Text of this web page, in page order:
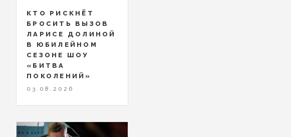
КТО РИСКНЁТ
БРОСИТЬ ВЫЗОВ
ЛАРИСЕ ДОЛИНОЙ
В ЮБИЛЕЙНОМ
СЕЗОНЕ ШОУ
«БИТВА
ПОКОЛЕНИЙ»
03.08.2026